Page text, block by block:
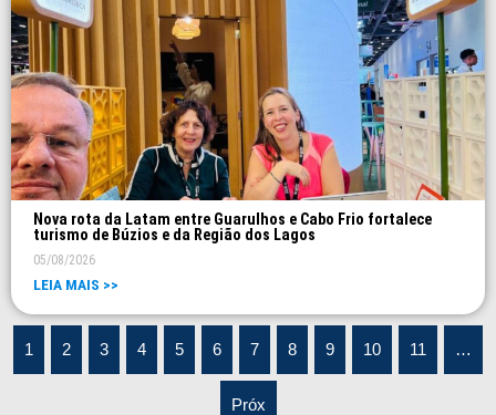
Nova rota da Latam entre Guarulhos e Cabo Frio fortalece
turismo de Búzios e da Região dos Lagos
05/08/2026
LEIA MAIS >>
1 2 3 4 5 6 7 8 9 10 11 …
Próx